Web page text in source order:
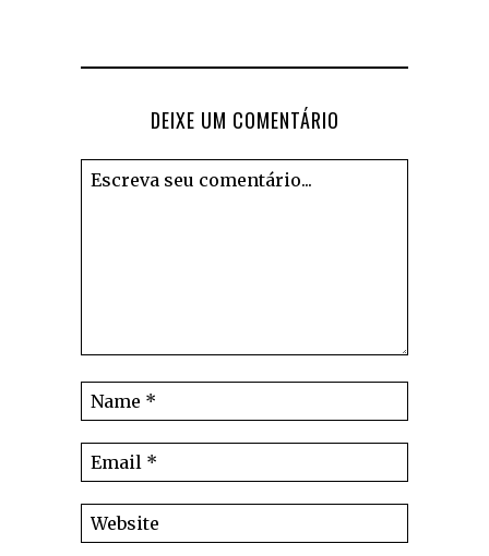
DEIXE UM COMENTÁRIO